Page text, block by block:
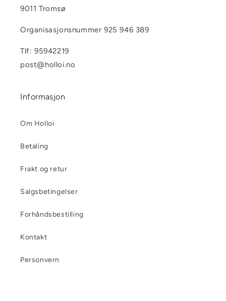
9011 Tromsø
Organisasjonsnummer 925 946 389
Tlf: 95942219
post@holloi.no
Informasjon
Om Holloi
Betaling
Frakt og retur
Salgsbetingelser
Forhåndsbestilling
Kontakt
Personvern